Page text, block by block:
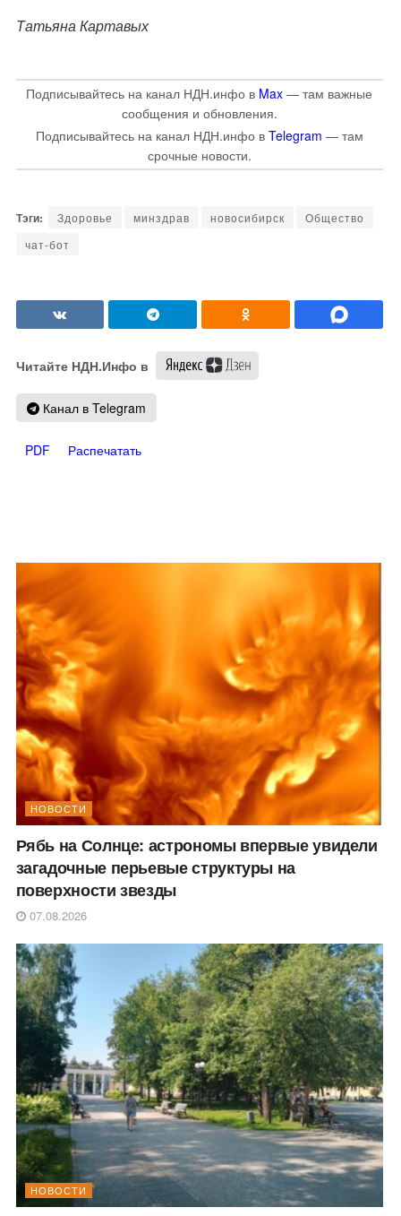
Татьяна Картавых
Подписывайтесь на канал НДН.инфо в Max — там важные
сообщения и обновления.
Подписывайтесь на канал НДН.инфо в Telegram — там
срочные новости.
Здоровье минздрав новосибирск
Общество
чат-бот
Читайте НДН.Инфо в
Канал в Telegram
PDF Распечатать
НОВОСТИ
Рябь на Солнце: астрономы впервые увидели
загадочные перьевые структуры на
поверхности звезды
07.08.2026
НОВОСТИ